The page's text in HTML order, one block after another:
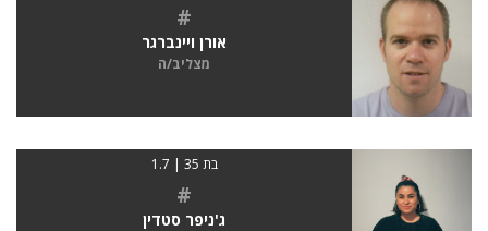
#
אורן ויינברגר
מצליב/ה
בת 35 | 1.7
#
ג'ניפר סטדין